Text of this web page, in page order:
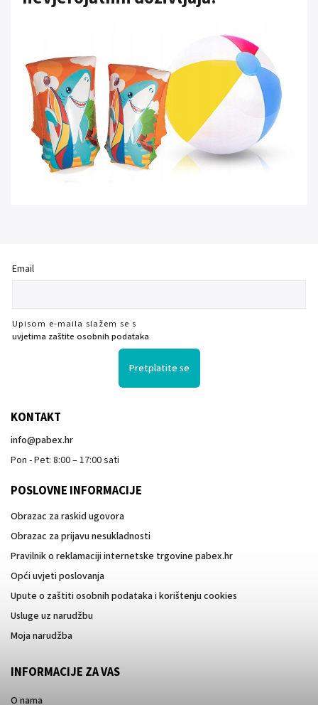
Email
Upisom e-maila slažem se s
uvjetima zaštite osobnih podataka
Pretplatite se
KONTAKT
info@pabex.hr
Pon - Pet: 8:00 – 17:00 sati
POSLOVNE INFORMACIJE
Obrazac za raskid ugovora
Obrazac za prijavu nesukladnosti
Pravilnik o reklamaciji internetske trgovine pabex.hr
Opći uvjeti poslovanja
Upute o zaštiti osobnih podataka i korištenju cookies
Usluge uz narudžbu
Moja narudžba
INFORMACIJE ZA VAS
O nama